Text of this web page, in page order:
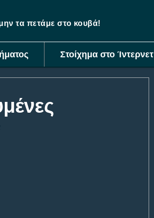
τα πετάμε στο κουβά!
Στοίχημα στο Ίντερνετ